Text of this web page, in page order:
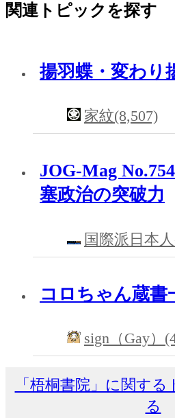
関連トピックを探す
揚羽蝶・変わり
家紋(8,507)
JOG-Mag
塞政治の突破力
国際派日本
コロちゃん蔵書
sign（Gay）
「梧桐書院」に関す
る